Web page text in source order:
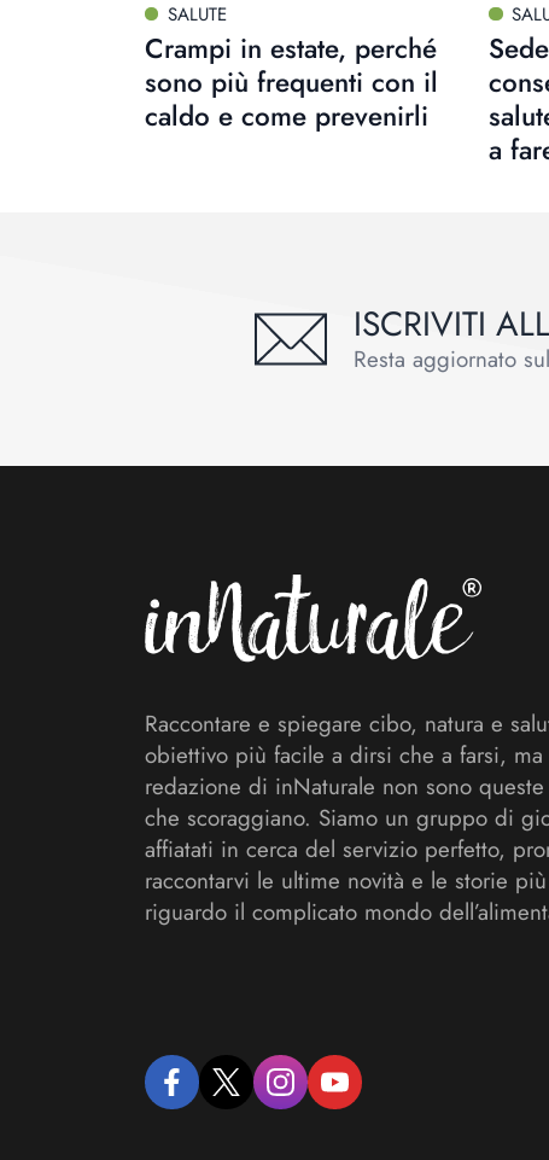
SALUTE
Crampi in estate, perché
sono più frequenti con il
caldo e come prevenirli
a
ISCRIVITI
Resta aggiornato
Raccontare e spiegare cibo, natura e
obiettivo più facile a dirsi che a farsi, ma
redazione di inNaturale non sono
che scoraggiano. Siamo un gruppo di
affiatati in cerca del servizio perfetto,
raccontarvi le ultime novità e le storie
riguardo il complicato mondo
facebooktwitter instagramyoutube